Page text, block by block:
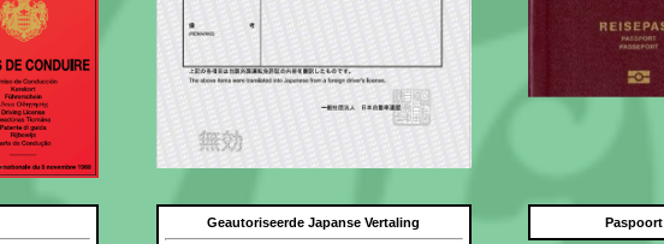
Geautoriseerde Japanse Vertaling Paspoort